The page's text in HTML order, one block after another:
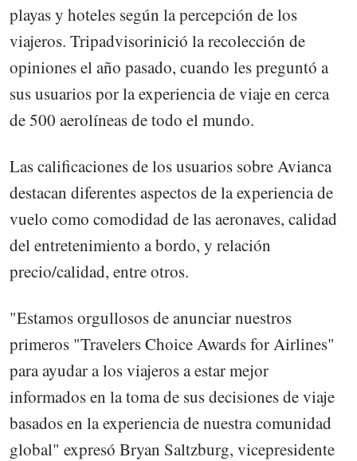
playas y hoteles según la percepción de los
viajeros. Tripadvisorinició la recolección de
opiniones el año pasado, cuando les preguntó a
sus usuarios por la experiencia de viaje en cerca
de 500 aerolíneas de todo el mundo.
Las calificaciones de los usuarios sobre Avianca
destacan diferentes aspectos de la experiencia de
vuelo como comodidad de las aeronaves, calidad
del entretenimiento a bordo, y relación
precio/calidad, entre otros.
"Estamos orgullosos de anunciar nuestros
primeros "Travelers Choice Awards for Airlines"
para ayudar a los viajeros a estar mejor
informados en la toma de sus decisiones de viaje
basados en la experiencia de nuestra comunidad
global" expresó Bryan Saltzburg, vicepresidente